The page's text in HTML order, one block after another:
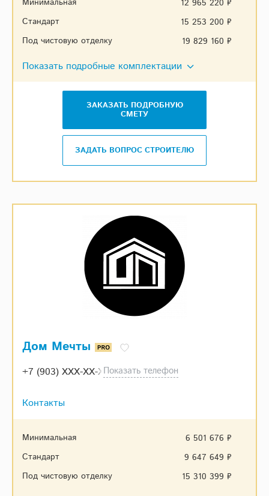
Минимальная
12 965 220 ₽
Стандарт
15 253 200 ₽
Под чистовую отделку
19 829 160 ₽
Показать подробные комплектации
ЗАКАЗАТЬ ПОДРОБНУЮ
СМЕТУ
ЗАДАТЬ ВОПРОС СТРОИТЕЛЮ
Дом Мечты
+7 (903) XXX-XX-XXПоказать телефон
Контакты
Минимальная
6 501 676 ₽
Стандарт
9 647 649 ₽
Под чистовую отделку
15 310 399 ₽